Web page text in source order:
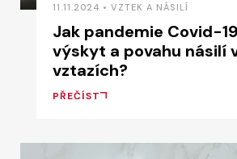
11.11.2024 • VZTEK A NÁSILÍ
Jak pandemie Covid-
výskyt a povahu násilí
vztazích?
PŘEČÍST